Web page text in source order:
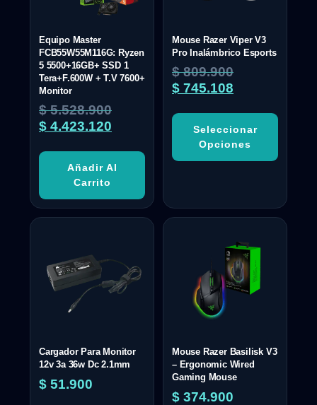
Equipo Master
FCB55W55M116G: Ryzen
5 5500+16GB+ SSD 1
Tera+F.600W + T.V 7600+
Monitor
$5.528.900
$ 4.423.120
Añadir Al
Carrito
Mouse Razer Viper V3
Pro Inalámbrico Esports
$809.900
$ 745.108
Seleccionar
Opciones
Cargador Para Monitor
12v 3a 36w Dc 2.1mm
$ 51.900
Mouse Razer Basilisk V3
– Ergonomic Wired
Gaming Mouse
$ 374.900